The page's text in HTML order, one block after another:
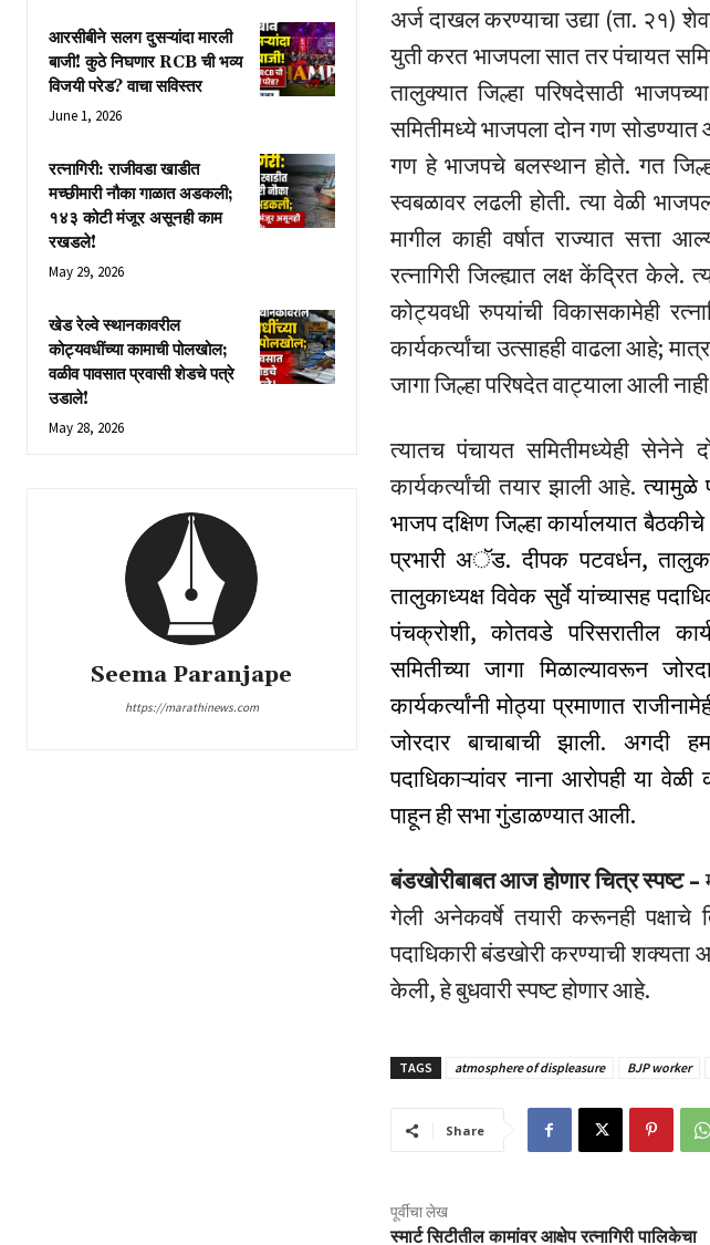
आरसीबीने सलग दुसऱ्यांदा मारली
बाजी! कुठे निघणार RCB ची भव्य
विजयी परेड? वाचा सविस्तर
June 1, 2026
रत्नागिरी: राजीवडा खाडीत
मच्छीमारी नौका गाळात अडकली;
१४३ कोटी मंजूर असूनही काम
रखडले!
May 29, 2026
खेड रेल्वे स्थानकावरील
कोट्यवधींच्या कामाची पोलखोल;
वळीव पावसात प्रवासी शेडचे पत्रे
उडाले!
May 28, 2026
Seema Paranjape
https://marathinews.com
अर्ज दाखल करण्याचा उद्या (ता. २१)
युती करत भाजपला सात तर पंचायत
तालुक्यात जिल्हा परिषदेसाठी
समितीमध्ये भाजपला दोन गण सोडण्यात
गण हे भाजपचे बलस्थान होते. गत
स्वबळावर लढली होती. त्या वेळी
मागील काही वर्षात राज्यात सत्ता
रत्नागिरी जिल्ह्यात लक्ष केंद्रित
कोट्यवधी रुपयांची विकासकामेही
कार्यकर्त्यांचा उत्साहही वाढला आहे;
जागा जिल्हा परिषदेत वाट्याला आली
त्यातच पंचायत समितीमध्येही सेनेने
कार्यकर्त्यांची तयार झाली आहे.त्यामुळे
भाजप दक्षिण जिल्हा कार्यालयात
प्रभारी अॅड. दीपक पटवर्धन,
तालुकाध्यक्ष विवेक सुर्वे यांच्यासह
पंचक्रोशी, कोतवडे परिसरातील
समितीच्या जागा मिळाल्यावरून
कार्यकर्त्यांनी मोठ्या प्रमाणात
जोरदार बाचाबाची झाली. अगदी
पदाधिकाऱ्यांवर नाना आरोपही या
पाहून ही सभा गुंडाळण्यात आली.
बंडखोरीबाबत आज होणार चित्र स्पष्ट –
गेली अनेकवर्षे तयारी करूनही पक्षाचे
पदाधिकारी बंडखोरी करण्याची शक्यता
केली, हे बुधवारी स्पष्ट होणार आहे.
TAGS atmosphere of displeasure BJP worker
Share
पूर्वीचा लेख
स्मार्ट सिटीतील कामांवर आक्षेप रत्नागिरी पालिकेचा